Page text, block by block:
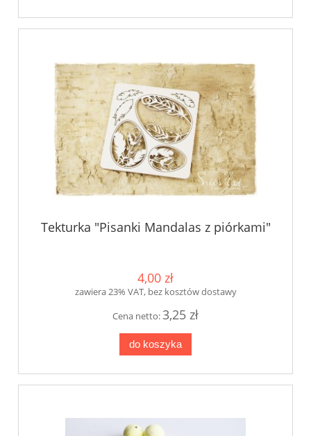
Tekturka "Pisanki Mandalas z piórkami"
4,00 zł
zawiera 23% VAT, bez kosztów dostawy
Cena netto:3,25 zł
do koszyka